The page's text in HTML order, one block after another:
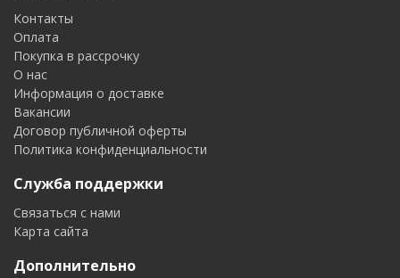
Контакты
Оплата
Покупка в рассрочку
О нас
Информация о доставке
Вакансии
Договор публичной оферты
Политика конфиденциальности
Служба поддержки
Связаться с нами
Карта сайта
Дополнительно